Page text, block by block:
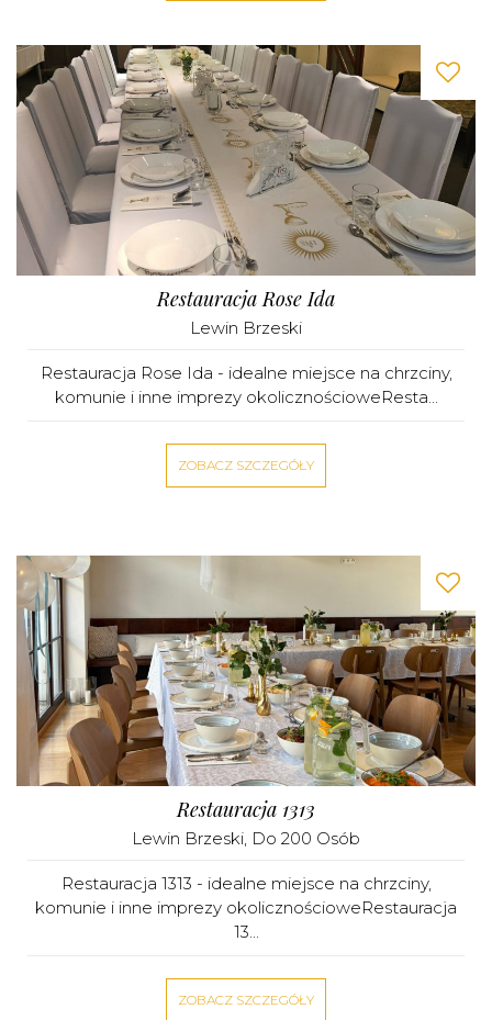
Restauracja Rose Ida
Lewin Brzeski
Restauracja Rose Ida - idealne miejsce na chrzciny,
komunie i inne imprezy okolicznościoweResta...
ZOBACZ SZCZEGÓŁY
Restauracja 1313
Lewin Brzeski, Do 200 Osób
Restauracja 1313 - idealne miejsce na chrzciny,
komunie i inne imprezy okolicznościoweRestauracja
13...
ZOBACZ SZCZEGÓŁY